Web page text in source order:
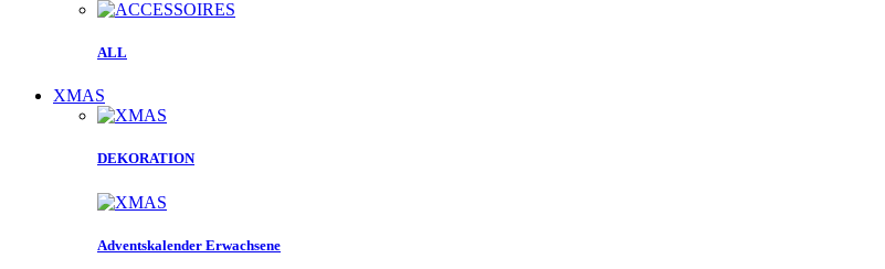
ALL
XMAS
DEKORATION
Adventskalender Erwachsene